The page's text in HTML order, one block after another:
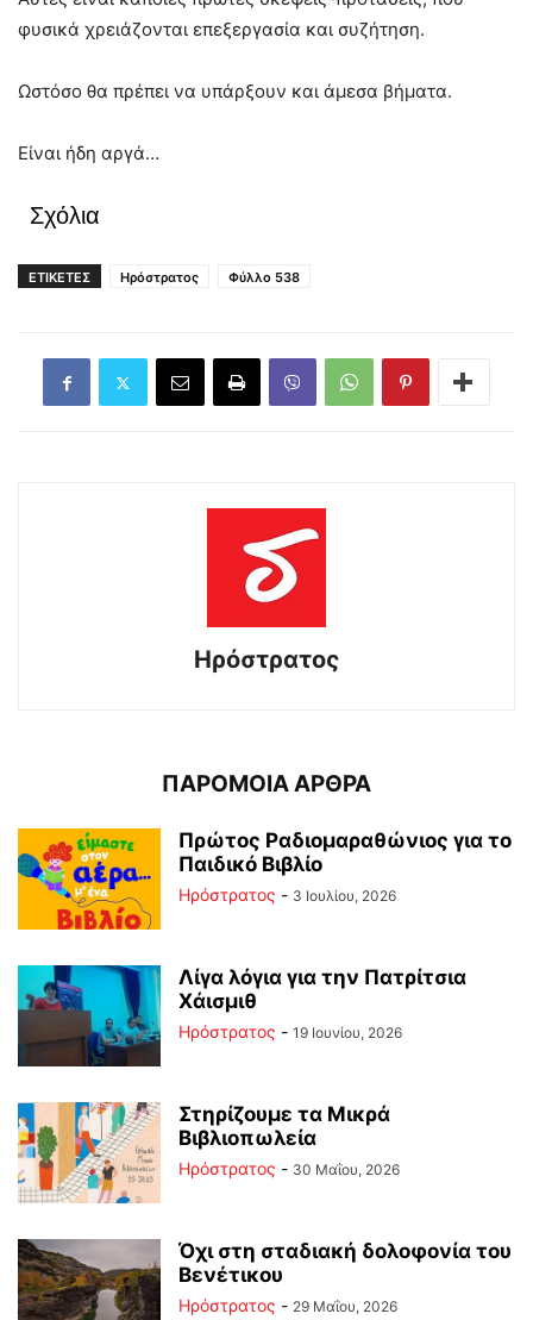
φυσικά χρειάζονται επεξεργασία και συζήτηση.
Ωστόσο θα πρέπει να υπάρξουν και άμεσα βήματα.
Είναι ήδη αργά…
Σχόλια
ΕΤΙΚΕΤΕΣ Ηρόστρατος Φύλλο 538
Ηρόστρατος
ΠΑΡΟΜΟΙΑ ΑΡΘΡΑ
Πρώτος Ραδιομαραθώνιος για το
Παιδικό Βιβλίο
Ηρόστρατος - 3 Ιουλίου, 2026
Λίγα λόγια για την Πατρίτσια
Χάισμιθ
Ηρόστρατος - 19 Ιουνίου, 2026
Στηρίζουμε τα Μικρά
Βιβλιοπωλεία
Ηρόστρατος - 30 Μαΐου, 2026
Όχι στη σταδιακή δολοφονία του
Βενέτικου
Ηρόστρατος - 29 Μαΐου, 2026